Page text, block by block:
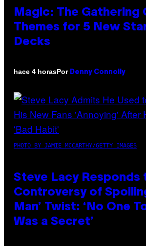
Magic: The Gathering
Themes for 5 New
Decks
hace 4 horasPor Denny Connolly
PHOTO BY JAMIE MCCARTHY/GETTY IMAGES
Steve Lacy Responds
Controversy of
Man’ Twist: ‘No One
Was a Secret’